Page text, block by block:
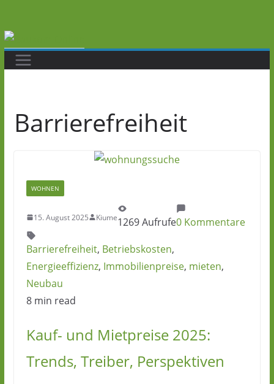
Inhalt
springen
Barrierefreiheit
WOHNEN
15. August 2025 Kiume1269 Aufrufe0 Kommentare
Barrierefreiheit, Betriebskosten,
Energieeffizienz, Immobilienpreise, mieten,
Neubau
8 min read
Kauf- und Mietpreise 2025:
Trends, Treiber, Perspektiven